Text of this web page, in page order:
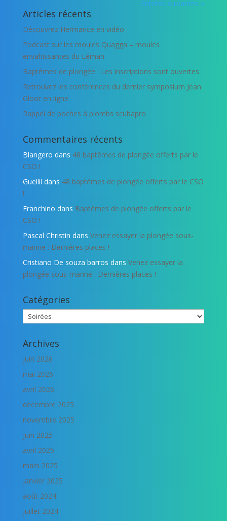
Entrées suivantes »
Articles récents
Découvrez Hermance en vidéo
Podcast sur les moules Quagga – moules
envahissantes du Léman
Baptêmes de plongée : Les inscriptions sont ouvertes
Retrouvez les conférences du dernier symposium Jean
Gloor en ligne
Rappel de poches à plombs scubapro
Commentaires récents
Blangero dans 48 baptêmes de plongée offerts par le
CSO !
Guellil dans 48 baptêmes de plongée offerts par le CSO
!
Franchino dans Baptêmes de plongée offerts par le
CSO !
Pascal Christin dans Venez essayer la plongée sous-
marine : Dernières places !
Cristiano De souza barros dans Venez essayer la
plongée sous-marine : Dernières places !
Catégories
Catégories
Archives
juin 2026
mai 2026
avril 2026
décembre 2025
novembre 2025
juin 2025
avril 2025
mars 2025
janvier 2025
août 2024
juillet 2024